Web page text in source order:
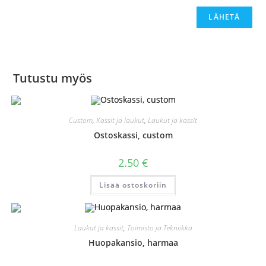
Tutustu myös
Custom, Kassit ja laukut, Laukut ja kassit
Ostoskassi, custom
2.50 €
Lisää ostoskoriin
Laukut ja kassit, Toimisto ja Tekniikka
Huopakansio, harmaa